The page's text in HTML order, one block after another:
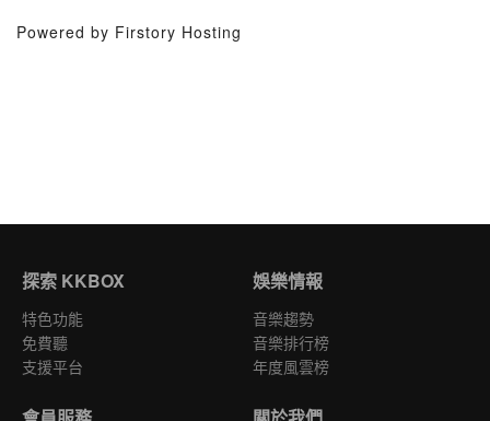
Powered by Firstory Hosting
探索 KKBOX
特色功能
免費聽
支援平台
娛樂情報
音樂趨勢
音樂排行榜
年度風雲榜